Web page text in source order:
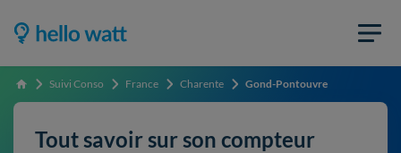
Accueil Suivi Conso France Charente Gond-Pontouvre
Tout savoir sur son compteur